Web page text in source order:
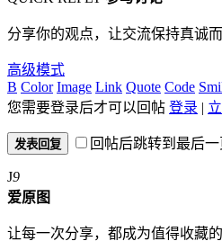
分享你的观点，让交流保持真诚而
高级模式
B Color Image Link Quote Code
您需要登录后才可以回帖 登录 |
发表回复 回帖后跳转到最后一
J9
爱原图
让每一次分享，都成为值得收藏的